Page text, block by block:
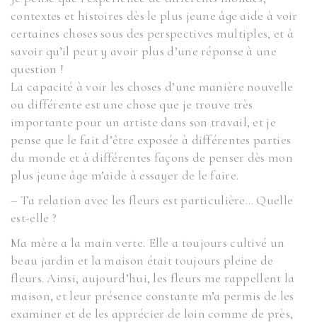
contextes et histoires dès le plus jeune âge aide à voir
certaines choses sous des perspectives multiples, et à
savoir qu’il peut y avoir plus d’une réponse à une
question !
La capacité à voir les choses d’une manière nouvelle
ou différente est une chose que je trouve très
importante pour un artiste dans son travail, et je
pense que le fait d’être exposée à différentes parties
du monde et à différentes façons de penser dès mon
plus jeune âge m’aide à essayer de le faire.
– Ta relation avec les fleurs est particulière… Quelle
est-elle ?
Ma mère a la main verte. Elle a toujours cultivé un
beau jardin et la maison était toujours pleine de
fleurs. Ainsi, aujourd’hui, les fleurs me rappellent la
maison, et leur présence constante m’a permis de les
examiner et de les apprécier de loin comme de près,